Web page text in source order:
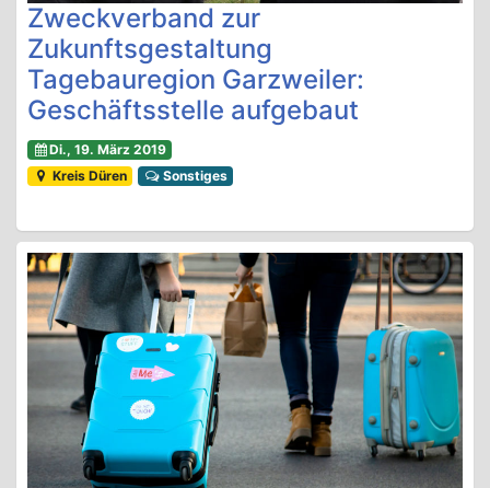
Zweckverband zur
Zukunftsgestaltung
Tagebauregion Garzweiler:
Geschäftsstelle aufgebaut
Di., 19. März 2019
Kreis Düren
Sonstiges